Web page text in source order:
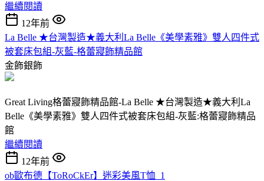
繼續閱讀
12年前
La Belle ★台灣製造★義大利La Belle《美學素雅》雙人四件式
被套床包組-灰藍-格蕾寢飾精品館
金飾銀飾
Great Living格蕾寢飾精品館-La Belle ★台灣製造★義大利La
Belle《美學素雅》雙人四件式被套床包組-灰藍:格蕾寢飾精品
館
繼續閱讀
12年前
ob歐布德【ToRoCkEr】迷彩美風T恤_1